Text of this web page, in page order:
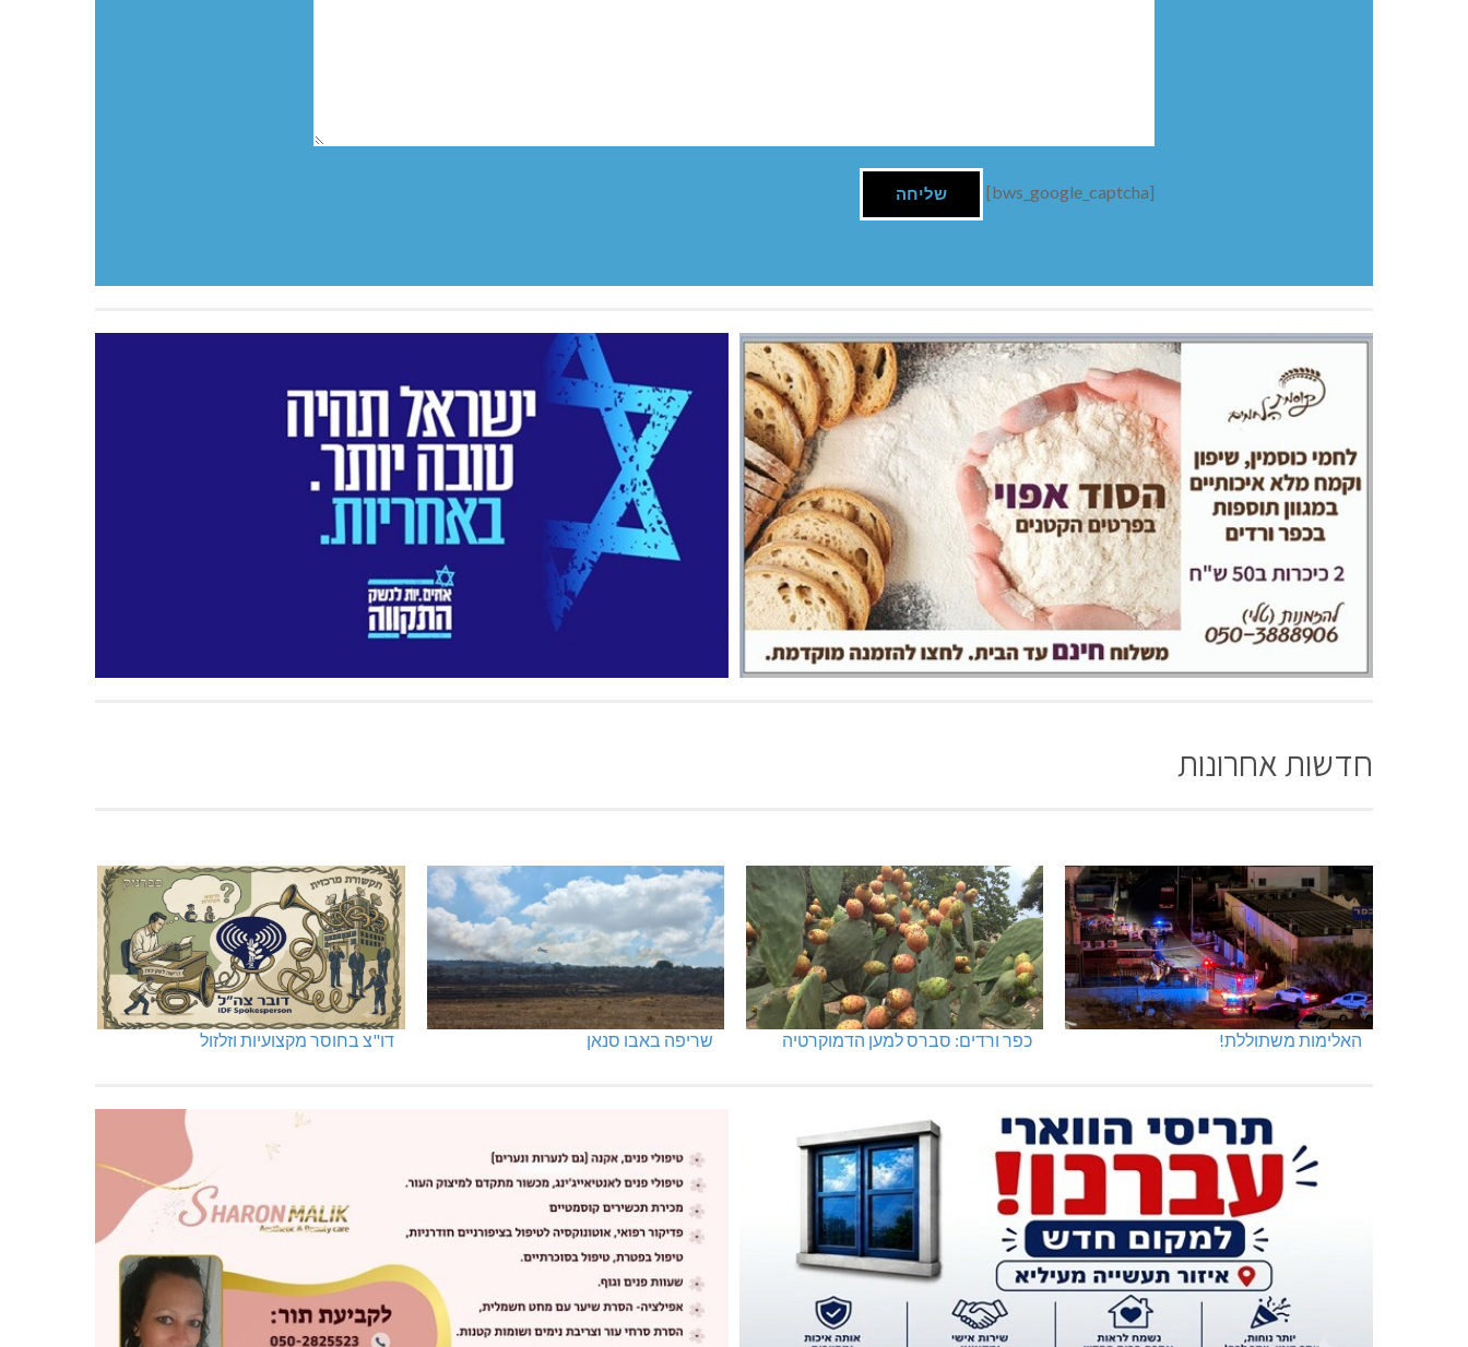
[bws_google_captcha]
חדשות אחרונות
האלימות משתוללת! כפר ורדים: סברס למען הדמוקרטיה שריפה באבו סנאן דו"צ בחוסר מקצועיות וזלזול